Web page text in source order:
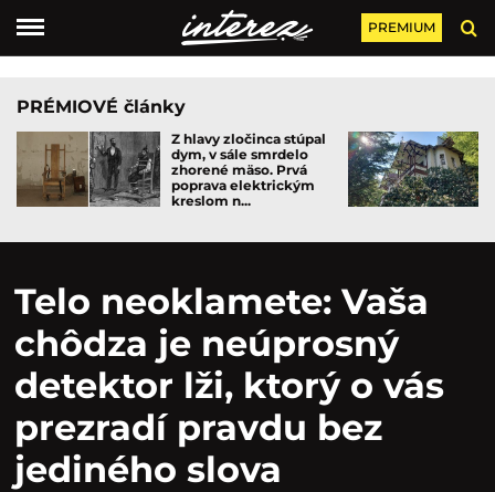
PREMIUM
PRÉMIOVÉ články
Z hlavy zločinca stúpal
dym, v sále smrdelo
zhorené mäso. Prvá
poprava elektrickým
kreslom n...
Telo neoklamete: Vaša
chôdza je neúprosný
detektor lži, ktorý o vás
prezradí pravdu bez
jediného slova